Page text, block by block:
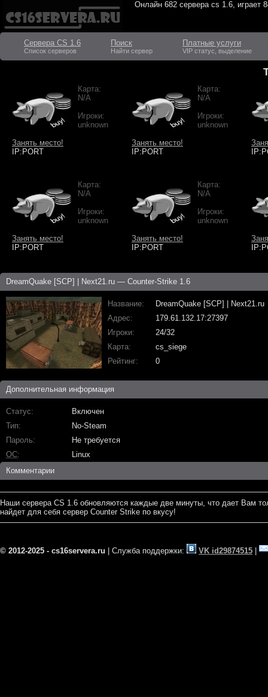
Онлайн 682 сервера cs 1.6, играет
Сервера CS 1.6
Список серверов
Поиск
Найти сервер
Платные услуги
VIP статус, выделение
Карта:
N/A
Игроки:
unknown
Занять место!
IP:PORT
Карта:
N/A
Игроки:
unknown
Занять место!
IP:PORT
Карта:
N/A
Игроки:
unknown
Занять место!
IP:PORT
Карта:
N/A
Игроки:
unknown
Занять место!
IP:PORT
DreamQuake [SCP] | Next21.ru — Counter-Strike 1.6
Название
DreamQuake [SCP] | Next21.ru
Адрес
179.61.132.17:27397
Игроки
24/32
Карта
cs_siege
Рейтинг
0
Дополнительная информация
Статус
Включен
Тип
No-Steam
Пароль
Не требуется
ОС
Linux
Комментарии
Наши сервера CS 1.6 обновляются каждые две минуты, что дает Вам
найдет для себя сервер Counter Strike по вкусу!
© 2012-2025 - cs16servera.ru | Служба поддержки: VK id29874515